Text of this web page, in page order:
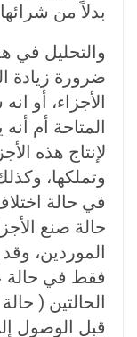
بدلاً من
والتحليل في
ضرورة زيادة
الأجزاء، أو
المتاحة أم
لإنتاج هذه
وتملكها،
في حالة
حالة صنع
الموردين،
فقط في حالة
الحالتين (
قبل الوصول